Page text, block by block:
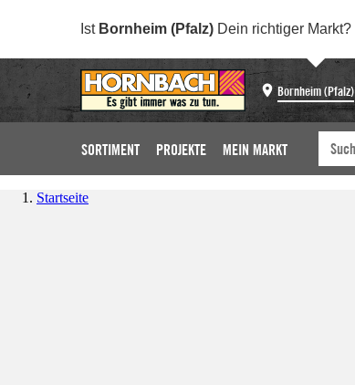
Ist Bornheim (Pfalz) Dein richtiger Markt?
Bornheim (Pfalz)
SORTIMENT PROJEKTE MEIN MARKT
Startseite